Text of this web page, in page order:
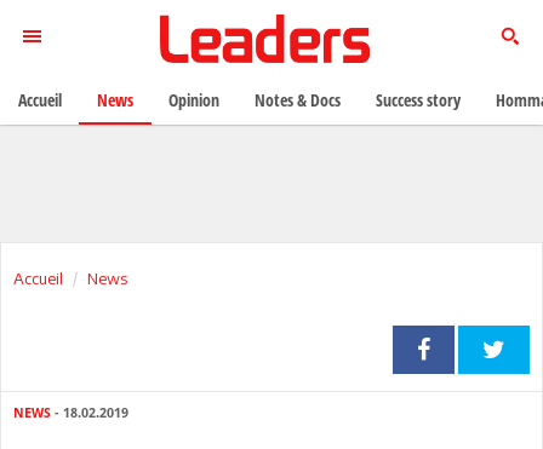
Accueil News
NEWS - 18.02.2019
Accueil News Opinion Notes & Docs Success story